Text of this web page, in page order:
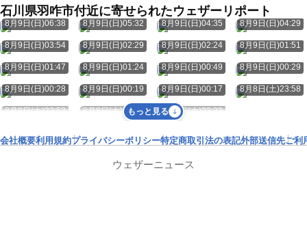
石川県羽咋市付近に寄せられたウェザーリポート
8月9日(日)06:38 8月9日(日)05:32 8月9日(日)04:35 8月9日(日)04:29
8月9日(日)03:54 8月9日(日)02:29 8月9日(日)02:24 8月9日(日)01:51
8月9日(日)01:47 8月9日(日)01:24 8月9日(日)00:49 8月9日(日)00:29
8月9日(日)00:28 8月9日(日)00:19 8月9日(日)00:17 8月8日(土)23:58
8月8日(土)23:53 8月8日(土)23:45 8月8日(土)23:33
もっと見る
会社概要利用規約プライバシーポリシー特定商取引法の表記外部送信先ご利
ウェザーニュース